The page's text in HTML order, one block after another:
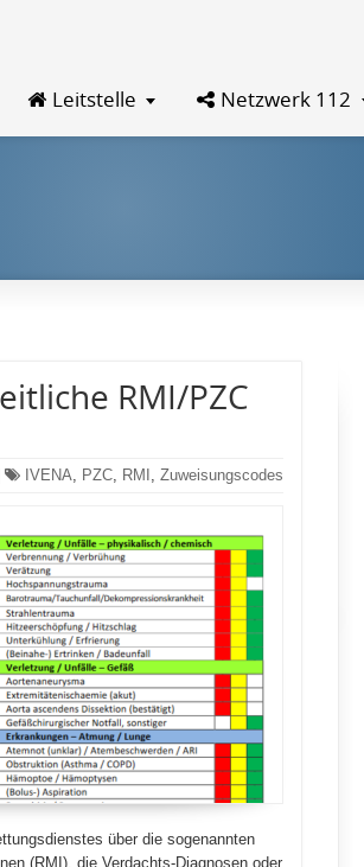
Leitstelle Netzwerk 112
RMI/PZC
IVENA, PZC, RMI , Zuweisungscodes
über die sogenannten
(RMI), die Verdachts-Diagnosen oder